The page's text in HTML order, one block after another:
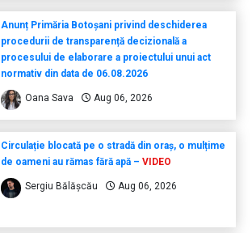
Anunț Primăria Botoșani privind deschiderea
procedurii de transparență decizională a
procesului de elaborare a proiectului unui act
normativ din data de 06.08.2026
Oana Sava Aug 06, 2026
Circulație blocată pe o stradă din oraș, o mulțime
de oameni au rămas fără apă – VIDEO
Sergiu Bălășcău Aug 06, 2026